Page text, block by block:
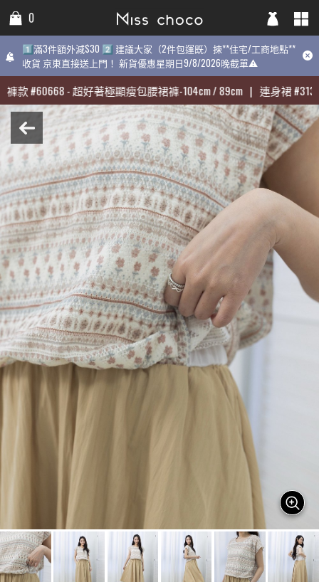
0
1️⃣滿3件額外減$30 2️⃣ 建議大家（2件包運既）揀**住宅/工商地點**
收貨 京東直接送上門！ 新貨優惠星期日9/8/2026晚截單⚠️
款#60668-超好著極顯瘦包腰裙褲-104cm / 89cm | 連身裙#31398
0
1️⃣滿3件額外減$30 2️⃣ 建議大家（2件包運既）揀**住宅/工商地點**
收貨 京東直接送上門！ 新貨優惠星期日9/8/2026晚截單⚠️
款#60668-超好著極顯瘦包腰裙褲-104cm / 89cm | 連身裙#31398
1️⃣滿3件額外減$30 2️⃣ 建議大家（2件包運既）揀**住宅/工商地點**
9/8/2026晚截單⚠️
熱賣: 褲款#60668-超好著極顯瘦包腰裙褲-104cm / 89cm | 連身裙